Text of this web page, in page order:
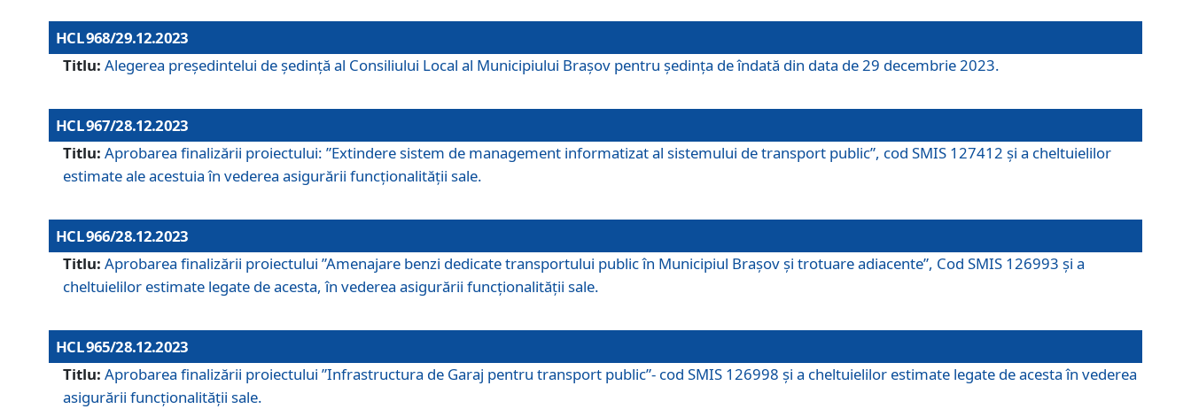
HCL 968/29.12.2023
Titlu: Alegerea preşedintelui de şedinţă al Consiliului Local al Municipiului Braşov pentru ședința de îndată din data de 29 decembrie 2023.
HCL 967/28.12.2023
Titlu: Aprobarea finalizării proiectului: ”Extindere sistem de management informatizat al sistemului de transport public”, cod SMIS 127412 și a cheltuielilor
estimate ale acestuia în vederea asigurării funcționalității sale.
HCL 966/28.12.2023
Titlu: Aprobarea finalizării proiectului ”Amenajare benzi dedicate transportului public în Municipiul Brașov şi trotuare adiacente”, Cod SMIS 126993 și a
cheltuielilor estimate legate de acesta, în vederea asigurării funcționalității sale.
HCL 965/28.12.2023
Titlu: Aprobarea finalizării proiectului ”Infrastructura de Garaj pentru transport public”- cod SMIS 126998 și a cheltuielilor estimate legate de acesta în vederea
asigurării funcționalității sale.